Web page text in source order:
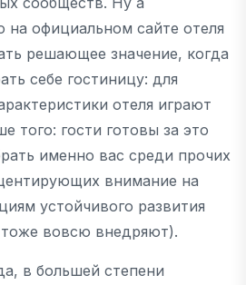
на официальном сайте отеля
решающее значение, когда
себе гостиницу: для
отеля играют
того: гости готовы за это
именно вас среди прочих
внимание на
устойчивого развития
вовсю внедряют).
в большей степени